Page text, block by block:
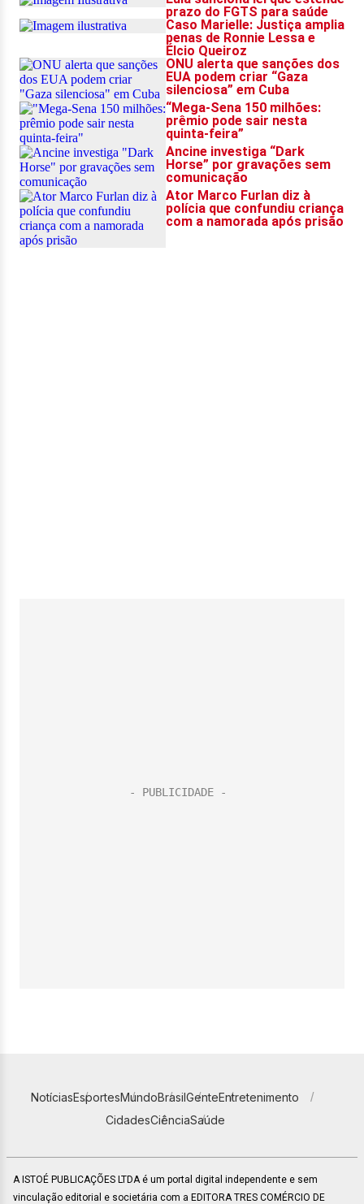
NotíciasEsportesMundoBrasilGenteEntretenimento
CidadesCiênciaSaúde
A ISTOÉ PUBLICAÇÕES LTDA é um portal digital independente e sem
vinculação editorial e societária com a EDITORA TRES COMÉRCIO DE